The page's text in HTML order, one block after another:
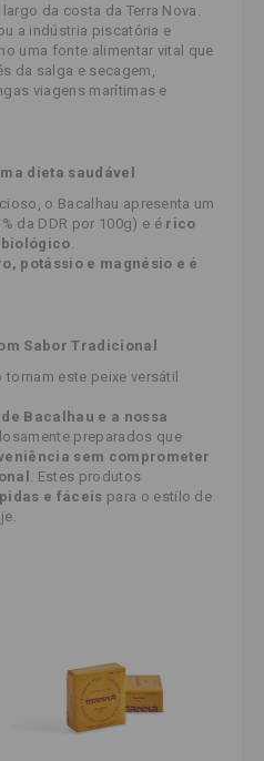
da costa da Terra Nova.
a indústria piscatória e
uma fonte alimentar vital que
da salga e secagem,
viagens marítimas e
dieta saudável
o Bacalhau apresenta um
da DDR por 100g) e é rico
potássio e magnésio e é
Sabor Tradicional
este peixe versátil
Bacalhau e a nossa
preparados que
sem comprometer
. Estes produtos
e fáceis para o estilo de